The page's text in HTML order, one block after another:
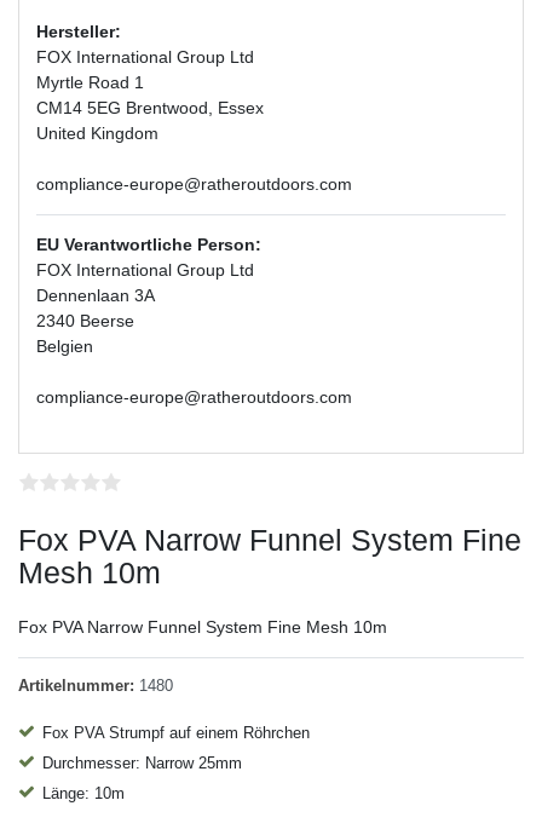
Hersteller:
FOX International Group Ltd
Myrtle Road 1
CM14 5EG Brentwood, Essex
United Kingdom
compliance-europe@ratheroutdoors.com
EU Verantwortliche Person:
FOX International Group Ltd
Dennenlaan 3A
2340 Beerse
Belgien
compliance-europe@ratheroutdoors.com
Fox PVA Narrow Funnel System Fine
Mesh 10m
Fox PVA Narrow Funnel System Fine Mesh 10m
Artikelnummer: 1480
Fox PVA Strumpf auf einem Röhrchen
Durchmesser: Narrow 25mm
Länge: 10m